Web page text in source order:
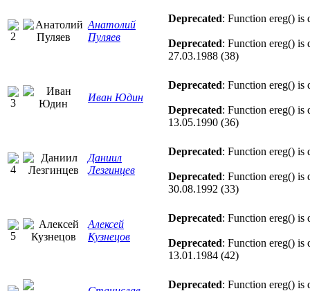
Анатолий
Пуляев
Deprecated: Function ereg() is
Deprecated: Function ereg() is
27.03.1988 (38)
Иван Юдин
Deprecated: Function ereg() is
Deprecated: Function ereg() is
13.05.1990 (36)
Даниил
Лезгинцев
Deprecated: Function ereg() is
Deprecated: Function ereg() is
30.08.1992 (33)
Алексей
Кузнецов
Deprecated: Function ereg() is
Deprecated: Function ereg() is
13.01.1984 (42)
Deprecated: Function ereg() is